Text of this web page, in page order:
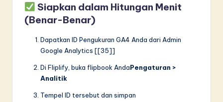
Siapkan dalam Hitungan Menit
(Benar-Benar)
Dapatkan ID Pengukuran GA4 Anda dari Admin
Google Analytics [[35]]
Di Fliplify, buka flipbook AndaPengaturan >
Analitik
Tempel ID tersebut dan simpan